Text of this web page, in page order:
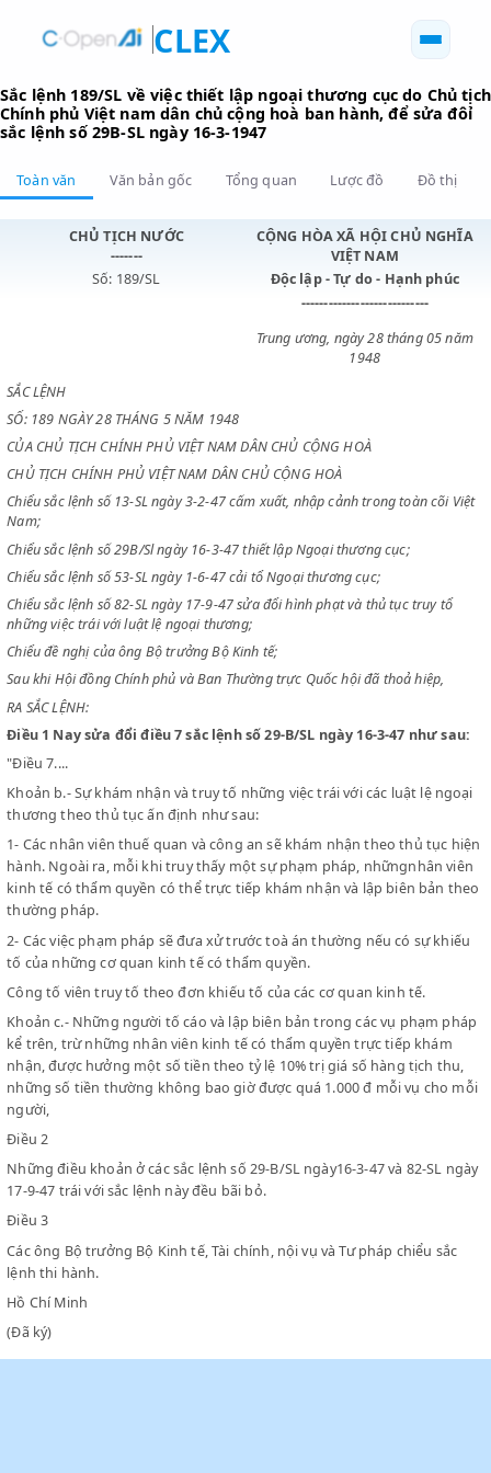
CLEX
Sắc lệnh 189/SL về việc thiết lập ngoại thương cục do
Chính phủ Việt nam dân chủ cộng hoà ban hành, để
sắc lệnh số 29B-SL ngày 16-3-1947
Toàn văn
CHỦ TỊCH NƯỚC
-------
CỘNG HÒA XÃ HỘI CHỦ
VIỆT NAM
Độc lập - Tự do - Hạnh
----------------------------
SẮC LỆNH
SỐ: 189 NGÀY 28 THÁNG 5 NĂM 1948
CỦA CHỦ TỊCH CHÍNH PHỦ VIỆT NAM DÂN CHỦ CỘNG HOÀ
CHỦ TỊCH CHÍNH PHỦ VIỆT NAM DÂN CHỦ CỘNG HOÀ
Chiểu sắc lệnh số 13-SL ngày 3-2-47 cấm xuất, nhập cảnh trong toàn
Nam;
Chiểu sắc lệnh số 29B/Sl ngày 16-3-47 thiết lập Ngoại thương cục;
Chiểu sắc lệnh số 53-SL ngày 1-6-47 cải tổ Ngoại thương cục;
Chiểu sắc lệnh số 82-SL ngày 17-9-47 sửa đổi hình phạt và thủ tục truy
những việc trái với luật lệ ngoại thương;
Chiểu đề nghị của ông Bộ trưởng Bộ Kinh tế;
Sau khi Hội đồng Chính phủ và Ban Thường trực Quốc hội đã thoả
RA SẮC LỆNH:
Điều 1Nay sửa đổi điều 7 sắc lệnh số 29-B/SL ngày 16-3-47 như
"Điều 7....
Khoản b.- Sự khám nhận và truy tố những việc trái với các luật lệ
thương theo thủ tục ấn định như sau:
1- Các nhân viên thuế quan và công an sẽ khám nhận theo thủ
hành. Ngoài ra, mỗi khi truy thấy một sự phạm pháp,
kinh tế có thẩm quyền có thể trực tiếp khám nhận và lập biên
thường pháp.
2- Các việc phạm pháp sẽ đưa xử trước toà án thường nếu có sự
tố của những cơ quan kinh tế có thẩm quyền.
Công tố viên truy tố theo đơn khiếu tố của các cơ quan kinh tế.
Khoản c.- Những người tố cáo và lập biên bản trong các vụ
kể trên, trừ những nhân viên kinh tế có thẩm quyền trực tiếp
nhận, được hưởng một số tiền theo tỷ lệ 10% trị giá số hàng tịch
những số tiền thường không bao giờ được quá 1.000 đ mỗi vụ
Điều 2
Những điều khoản ở các sắc lệnh số 29-B/SL ngày16-3-47 và 82-
17-9-47 trái với sắc lệnh này đều bãi bỏ.
Điều 3